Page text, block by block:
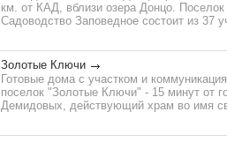
км. от КАД, вблизи озера Донцо.
Садоводство Заповедное состоит из 37
Золотые Ключи
Готовые дома с участком и
поселок "Золотые Ключи" - 15 минут от
Демидовых, действующий храм во имя